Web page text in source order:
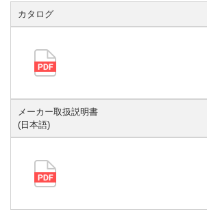
カタログ
メーカー取扱説明書
(日本語)